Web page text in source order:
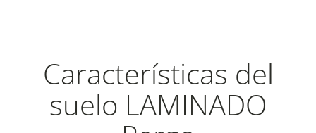
Características del
suelo LAMINADO